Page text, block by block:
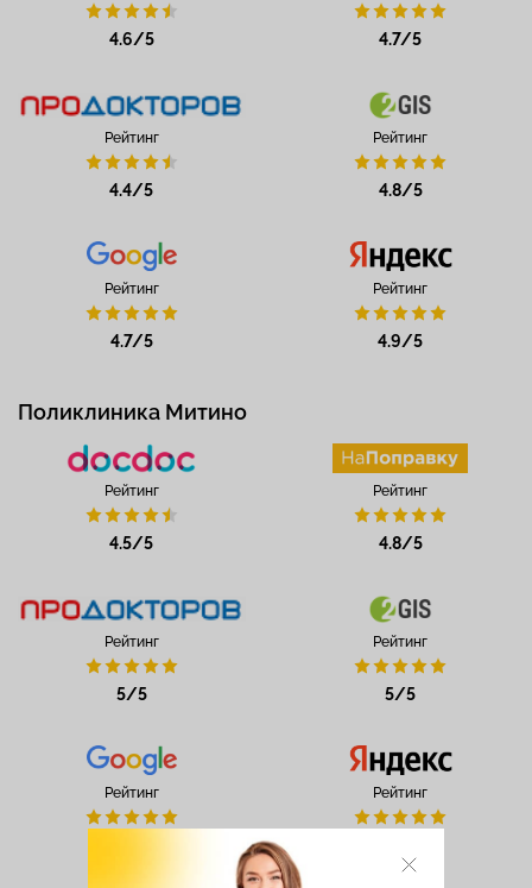
4.6/5 4.7/5
Рейтинг
4.4/5
Рейтинг
4.8/5
Рейтинг
4.7/5
Рейтинг
4.9/5
Поликлиника Митино
Рейтинг
4.5/5
Рейтинг
4.8/5
Рейтинг
5/5
Рейтинг
5/5
Рейтинг Рейтинг